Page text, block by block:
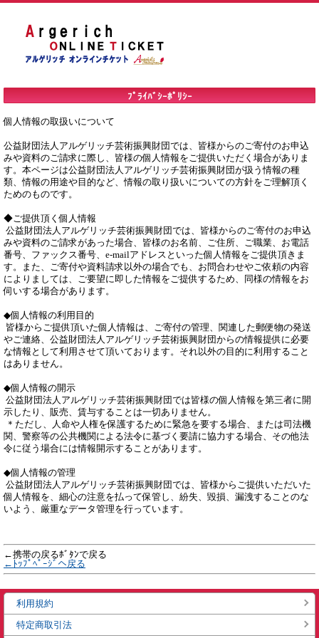
ﾌﾟﾗｲﾊﾞｼｰﾎﾟﾘｼｰ
個人情報の取扱いについて
公益財団法人アルゲリッチ芸術振興財団では、皆様からのご寄付のお申込
みや資料のご請求に際し、皆様の個人情報をご提供いただく場合がありま
す。本ページは公益財団法人アルゲリッチ芸術振興財団が扱う情報の種
類、情報の用途や目的など、情報の取り扱いについての方針をご理解頂く
ためのものです。
◆ご提供頂く個人情報
みや資料のご請求があった場合、皆様のお名前、ご住所、ご職業、お電話
番号、ファックス番号、e-mailアドレスといった個人情報をご提供頂きま
す。また、ご寄付や資料請求以外の場合でも、お問合わせやご依頼の内容
によりましては、ご要望に即した情報をご提供するため、同様の情報をお
伺いする場合があります。
◆個人情報の利用目的
やご連絡、公益財団法人アルゲリッチ芸術振興財団からの情報提供に必要
な情報として利用させて頂いております。それ以外の目的に利用すること
はありません。
◆個人情報の開示
示したり、販売、賃与することは一切ありません。
関、警察等の公共機関による法令に基づく要請に協力する場合、その他法
令に従う場合には情報開示することがあります。
◆個人情報の管理
個人情報を、細心の注意を払って保管し、紛失、毀損、漏洩することのな
いよう、厳重なデータ管理を行っています。
←携帯の戻るﾎﾞﾀﾝで戻る
←ﾄｯﾌﾟﾍﾟｰｼﾞへ戻る
利用規約
特定商取引法